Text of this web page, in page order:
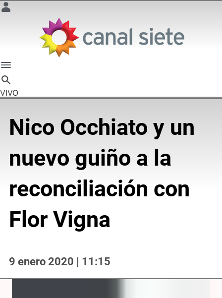
VIVO
Nico Occhiato y un
nuevo guiño a la
reconciliación con
Flor Vigna
9 enero 2020 | 11:15